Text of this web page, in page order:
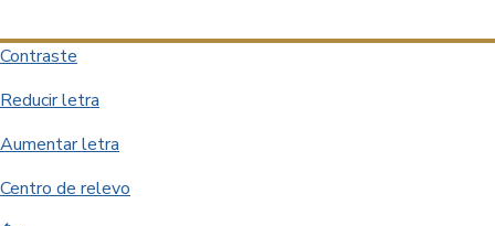
Contraste
Reducir letra
Aumentar letra
Centro de relevo